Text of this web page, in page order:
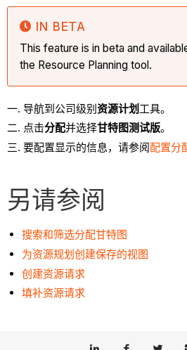
IN BETA
This feature is in beta and
the Resource Planning tool.
导航到公司级别资源计划 工具。
点击分配并选择甘特图测试版。
要配置显示的信息，请参阅配置分
另请参阅
搜索和筛选分配甘特图
为资源规划创建保存的视图
创建资源请求
填补资源请求